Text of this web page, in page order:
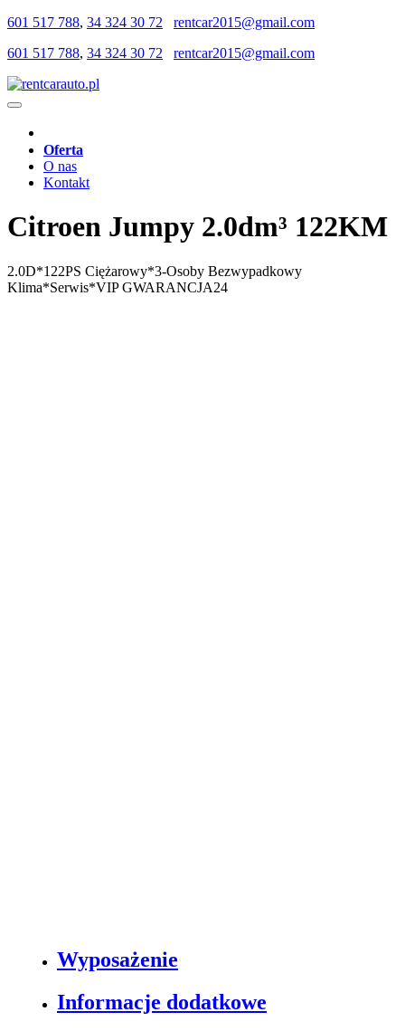
601 517 788, 34 324 30 72
rentcar2015@gmail.com
601 517 788, 34 324 30 72 rentcar2015@gmail.com
Oferta
O nas
Kontakt
Citroen Jumpy 2.0dm³ 122KM
2.0D*122PS Ciężarowy*3-Osoby Bezwypadkowy
Klima*Serwis*VIP GWARANCJA24
Wyposażenie
Informacje dodatkowe